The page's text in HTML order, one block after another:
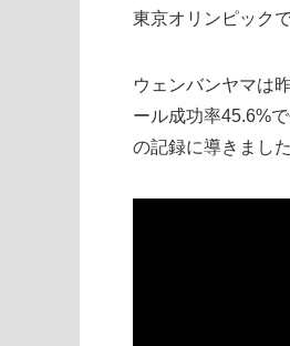
東京オリンピック
ウェンバンヤマは
ール成功率45.6%
の記録に導きました